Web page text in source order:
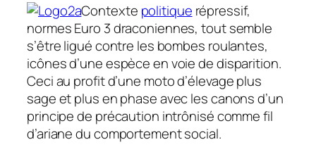
Contexte politique répressif,
normes Euro 3 draconiennes, tout semble
s’être ligué contre les bombes roulantes,
icônes d’une espèce en voie de disparition.
Ceci au profit d’une moto d’élevage plus
sage et plus en phase avec les canons d’un
principe de précaution intrônisé comme fil
d’ariane du comportement social.